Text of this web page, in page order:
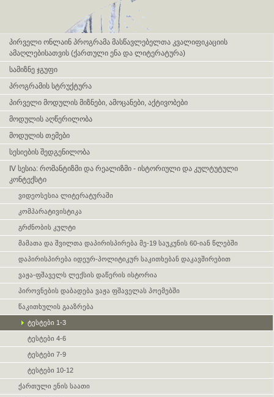
Skip navigation
პირველი ონლაინ პროგრამა მასწავლებელთა კვალიფიკაციის
ამაღლებისათვის (ქართული ენა და ლიტერატურა)
სამიზნე ჯგუფი
პროგრამის სტრუქტურა
პირველი მოდულის მიზნები, ამოცანები, აქტივობები
მოდულის აღწერილობა
მოდულის თემები
სესიების შედგენილობა
IV სესია: რომანტიზმი და რეალიზმი - ისტორიული და კულტუტული
კონტექსტი
ვიდეოსესია ლიტერატურაში
კომპარატივისტიკა
გრძნობის კულტი
მამათა და შვილთა დაპირისპირება მე-19 საუკუნის 60-იან წლებში
დაპირისპირება იდეურ-პოლიტიკურ საკითხებან დაკავშირებით
ვაჟა-ფშაველს ლექსის დაწერის ისტორია
პიროვნების დაბადება ვაჟა ფშაველას პოემებში
წაკითხულის გააზრება
ტესტები 1-3
ტესტები 4-6
ტესტები 7-9
ტესტები 10-12
ქართული ენის საათი